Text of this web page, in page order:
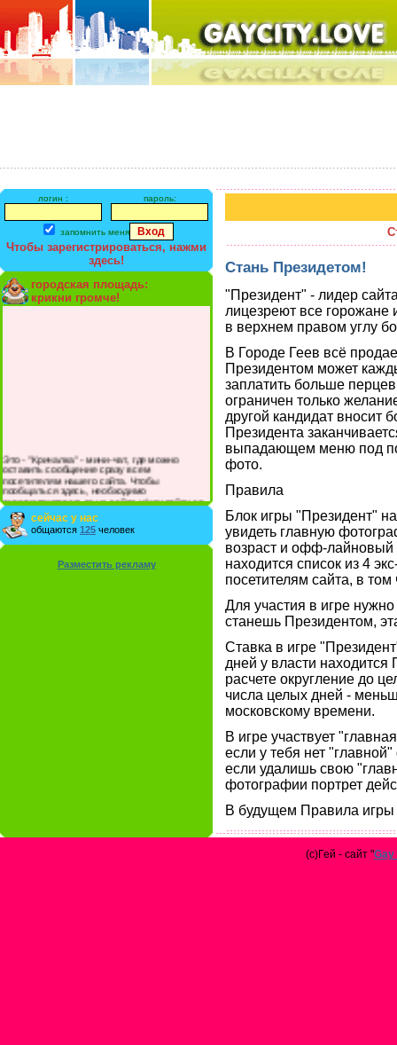
логин : пароль:
запомнить меня
Чтобы зарегистрироваться, нажми
здесь!
городская площадь:
крикни громче!
Это - "Кричалка" - мини-чат, где можно
оставить сообщение сразу всем
посетителям нашего сайта. Чтобы
пообщаться здесь, необходимо
зарегистрироваться на сайте и/или войти со
своими логином и паролем.
сейчас у нас
общаются 125 человек
Разместить рекламу
Стань Президетом!
"Президент" - лидер
лицезреют все горожане
в верхнем правом углу
В Городе Геев всё
Президентом может
заплатить больше
ограничен только
другой кандидат вносит
Президента
выпадающем меню под
фото.
Правила
Блок игры "Президент"
увидеть главную
возраст и офф-
находится список из 4
посетителям сайта, в том
Для участия в игре
станешь Президентом,
Ставка в игре
дней у власти находится
расчете округление до
числа целых дней -
московскому времени.
В игре участвует
если у тебя нет
если удалишь свою
фотографии портрет
В будущем Правила игры
(с)Гей - сайт "Gay